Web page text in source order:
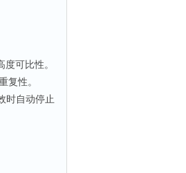
可比性。
复性。
时自动停止